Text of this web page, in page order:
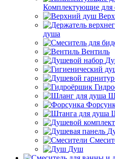
Комплектующие для
душа
Вентиль
Душ